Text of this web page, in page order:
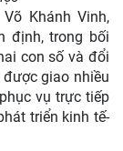
Khánh Vinh,
định, trong bối
con số và đổi
giao nhiều
vụ trực tiếp
triển kinh tế-